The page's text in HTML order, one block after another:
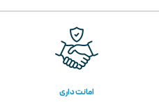
امانت داری